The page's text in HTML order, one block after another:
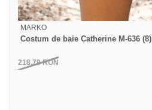
MARKO
Costum de baie Catherine M-636 (8)
218,79RON